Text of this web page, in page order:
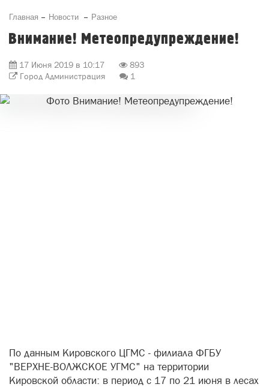
Главная Новости Разное
Внимание! Метеопредупреждение!
17 Июня 2019 в 10:17
893
Город Администрация
1
По данным Кировского ЦГМС - филиала ФГБУ
"ВЕРХНЕ-ВОЛЖСКОЕ УГМС" на территории
Кировской области: в период с 17 по 21 июня в лесах